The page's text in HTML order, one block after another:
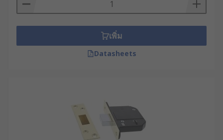
เพิ่ม
Datasheets